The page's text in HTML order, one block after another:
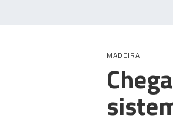
MADEIRA